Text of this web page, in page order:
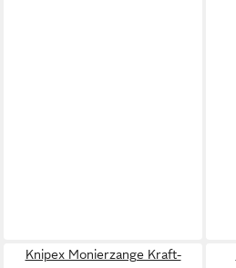
Knipex Monierzange Kraft-